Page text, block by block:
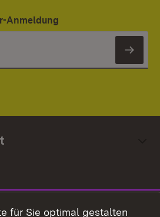
Anmeldung
für Sie optimal gestalten